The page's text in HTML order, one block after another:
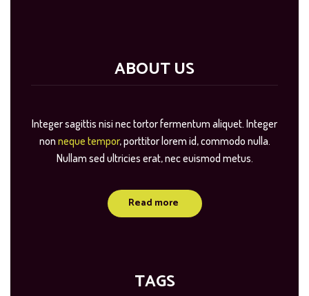
ABOUT US
Integer sagittis nisi nec tortor fermentum aliquet. Integer
non neque tempor, porttitor lorem id, commodo nulla.
Nullam sed ultricies erat, nec euismod metus.
Read more
TAGS